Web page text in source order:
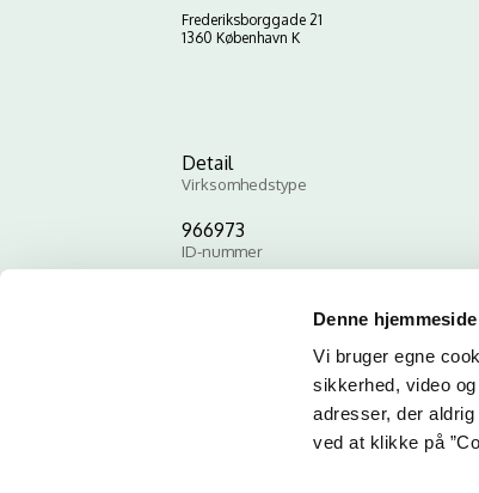
Denne
Vi bruger egne
sikkerhed, video
adresser, der
ved at klikke på
Frederiksborggade 21
1360 København K
Detail
Virksomhedstype
966973
ID-nummer